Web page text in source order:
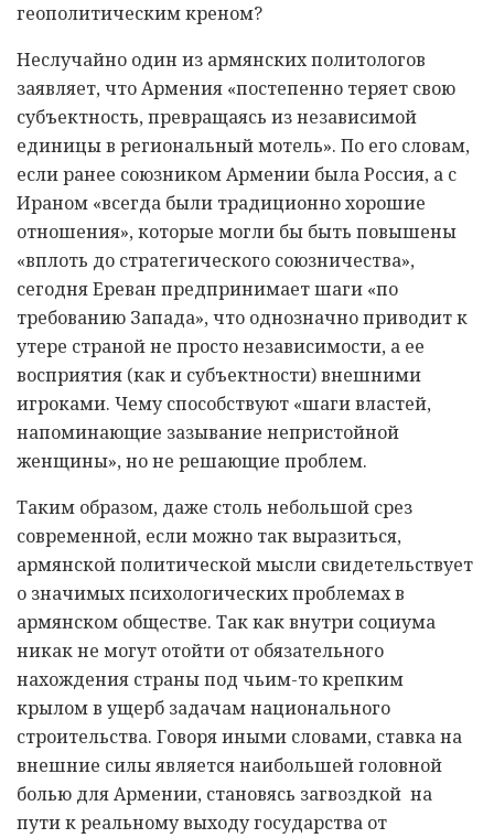
геополитическим креном?
Неслучайно один из армянских политологов
заявляет, что Армения «постепенно теряет свою
субъектность, превращаясь из независимой
единицы в региональный мотель». По его словам,
если ранее союзником Армении была Россия, а с
Ираном «всегда были традиционно хорошие
отношения», которые могли бы быть повышены
«вплоть до стратегического союзничества»,
сегодня Ереван предпринимает шаги «по
требованию Запада», что однозначно приводит к
утере страной не просто независимости, а ее
восприятия (как и субъектности) внешними
игроками. Чему способствуют «шаги властей,
напоминающие зазывание непристойной
женщины», но не решающие проблем.
Таким образом, даже столь небольшой срез
современной, если можно так выразиться,
армянской политической мысли свидетельствует
о значимых психологических проблемах в
армянском обществе. Так как внутри социума
никак не могут отойти от обязательного
нахождения страны под чьим-то крепким
крылом в ущерб задачам национального
строительства. Говоря иными словами, ставка на
внешние силы является наибольшей головной
болью для Армении, становясь загвоздкой на
пути к реальному выходу государства от